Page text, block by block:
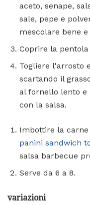
aceto, senape,
sale, pepe e
mescolare bene
Coprire la pentola
Togliere l'arrosto
scartando il
al fornello lento e
con la salsa.
Imbottire la
panini sandwich
salsa barbecue
Serve da 6 a 8.
variazioni